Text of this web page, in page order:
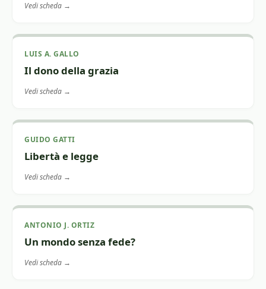
Vedi scheda →
LUIS A. GALLO
Il dono della grazia
Vedi scheda →
GUIDO GATTI
Libertà e legge
Vedi scheda →
ANTONIO J. ORTIZ
Un mondo senza fede?
Vedi scheda →